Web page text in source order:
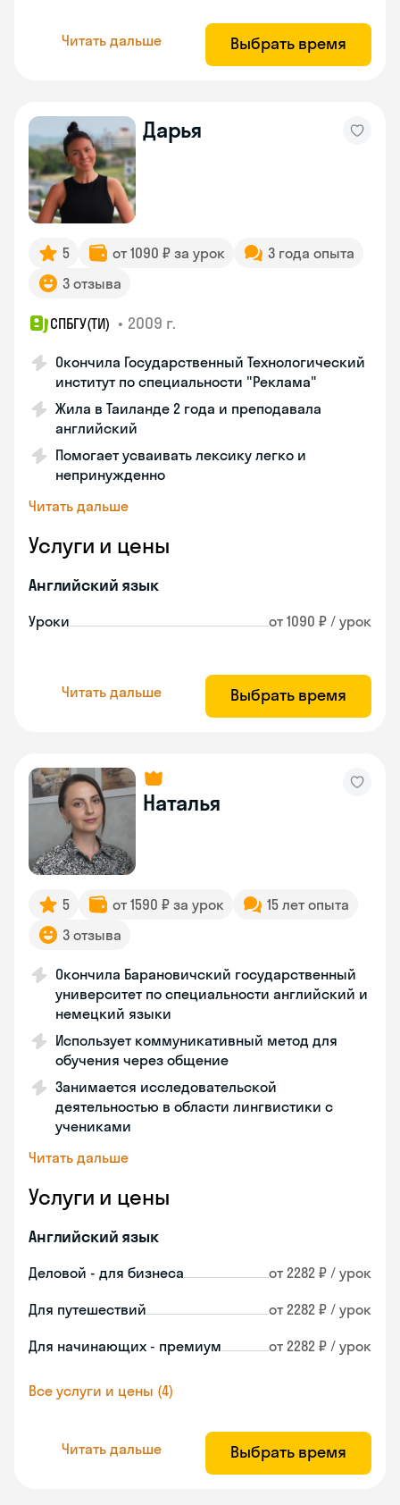
Читать дальше Выбрать время
Дарья
5 от 1090 ₽ за урок
3 года опыта
3 отзыва
СПБГУ(ТИ) • 2009 г.
Окончила Государственный Технологический
институт по специальности "Реклама"
Жила в Таиланде 2 года и преподавала
английский
Помогает усваивать лексику легко и
непринужденно
Читать дальше
Услуги и цены
Английский язык
Уроки от 1090 ₽ / урок
Читать дальше Выбрать время
Наталья
5 от 1590 ₽ за урок
15 лет опыта
3 отзыва
Окончила Барановичский государственный
университет по специальности английский и
немецкий языки
Использует коммуникативный метод для
обучения через общение
Занимается исследовательской
деятельностью в области лингвистики с
учениками
Читать дальше
Услуги и цены
Английский язык
Деловой - для бизнеса от 2282 ₽ / урок
Для путешествий от 2282 ₽ / урок
Для начинающих - премиум от 2282 ₽ / урок
Все услуги и цены (4)
Читать дальше Выбрать время